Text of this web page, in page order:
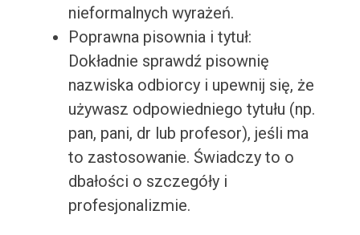
nieformalnych wyrażeń.
Poprawna pisownia i tytuł:
Dokładnie sprawdź pisownię
nazwiska odbiorcy i upewnij się, że
używasz odpowiedniego tytułu (np.
pan, pani, dr lub profesor), jeśli ma
to zastosowanie. Świadczy to o
dbałości o szczegóły i
profesjonalizmie.